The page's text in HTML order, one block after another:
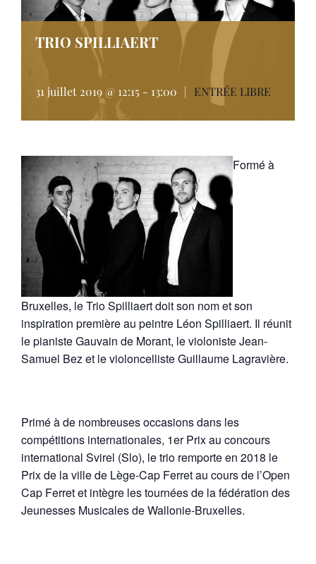
TRIO SPILLIAERT
31 juillet 2019 @ 12:15 - 13:00 | ENTRÉE LIBRE
Formé à
Bruxelles, le Trio Spilliaert doit son nom et son
inspiration première au peintre Léon Spilliaert. Il réunit
le pianiste Gauvain de Morant, le violoniste Jean-
Samuel Bez et le violoncelliste Guillaume Lagravière.
Primé à de nombreuses occasions dans les
compétitions internationales, 1er Prix au concours
international Svirel (Slo), le trio remporte en 2018 le
Prix de la ville de Lège-Cap Ferret au cours de l’Open
Cap Ferret et intègre les tournées de la fédération des
Jeunesses Musicales de Wallonie-Bruxelles.